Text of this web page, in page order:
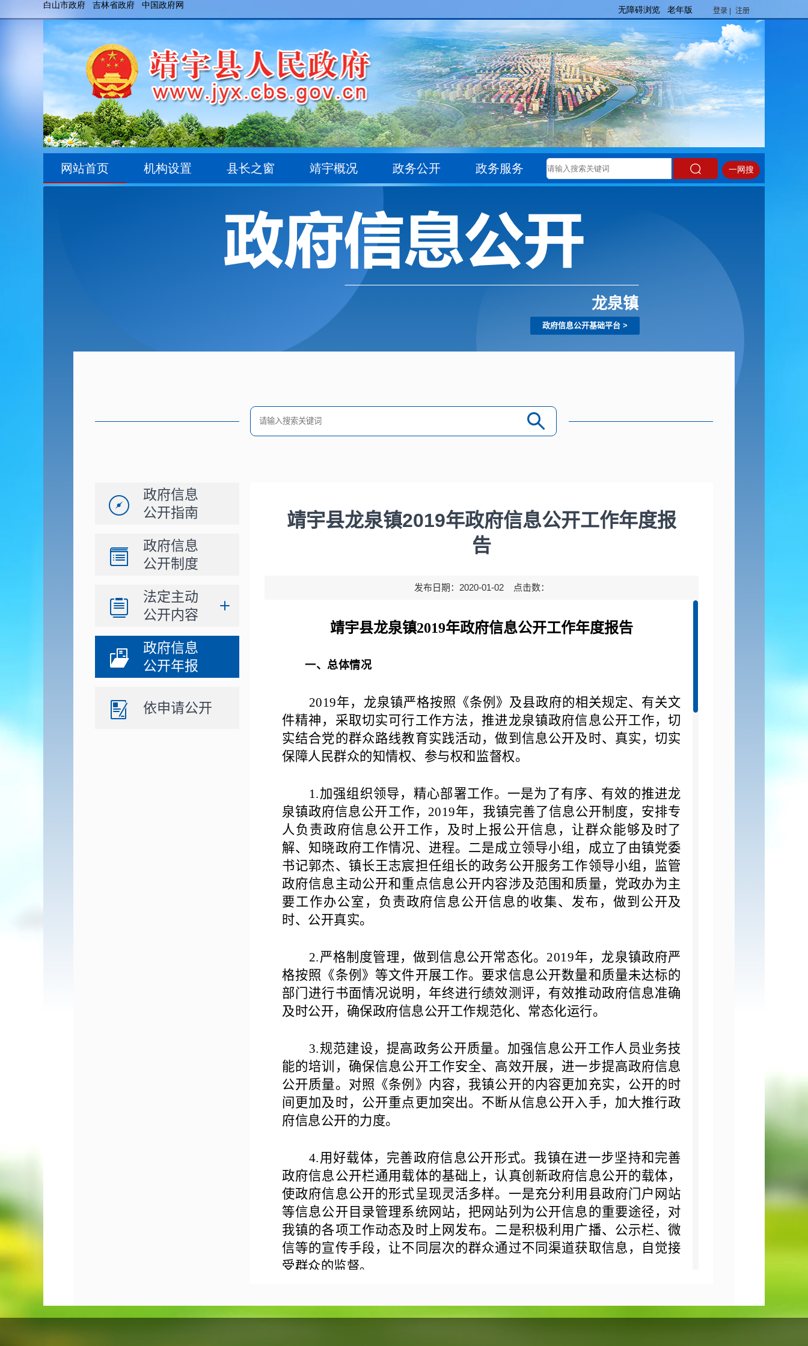
登录 | 注册
龙泉镇
政府信息公开基础平台 >
政府信息
公开指南
政府信息
公开制度
法定主动
公开内容
政府信息
公开年报
依申请公开
靖宇县龙泉镇2019年政府信息公开工作年度报
告
发布日期：2020-01-02 点击数：
靖宇县龙泉镇2019年政府信息公开工作年度报告
一、总体情况
2019年，龙泉镇严格按照《条例》及县政府的相关规定、有关文
件精神，采取切实可行工作方法，推进龙泉镇政府信息公开工作，切
实结合党的群众路线教育实践活动，做到信息公开及时、真实，切实
保障人民群众的知情权、参与权和监督权。
1.加强组织领导，精心部署工作。一是为了有序、有效的推进龙
泉镇政府信息公开工作，2019年，我镇完善了信息公开制度，安排专
人负责政府信息公开工作，及时上报公开信息，让群众能够及时了
解、知晓政府工作情况、进程。二是成立领导小组，成立了由镇党委
书记郭杰、镇长王志宸担任组长的政务公开服务工作领导小组，监管
政府信息主动公开和重点信息公开内容涉及范围和质量，党政办为主
要工作办公室，负责政府信息公开信息的收集、发布，做到公开及
时、公开真实。
2.严格制度管理，做到信息公开常态化。2019年，龙泉镇政府严
格按照《条例》等文件开展工作。要求信息公开数量和质量未达标的
部门进行书面情况说明，年终进行绩效测评，有效推动政府信息准确
及时公开，确保政府信息公开工作规范化、常态化运行。
3.规范建设，提高政务公开质量。加强信息公开工作人员业务技
能的培训，确保信息公开工作安全、高效开展，进一步提高政府信息
公开质量。对照《条例》内容，我镇公开的内容更加充实，公开的时
间更加及时，公开重点更加突出。不断从信息公开入手，加大推行政
府信息公开的力度。
4.用好载体，完善政府信息公开形式。我镇在进一步坚持和完善
政府信息公开栏通用载体的基础上，认真创新政府信息公开的载体，
使政府信息公开的形式呈现灵活多样。一是充分利用县政府门户网站
等信息公开目录管理系统网站，把网站列为公开信息的重要途径，对
我镇的各项工作动态及时上网发布。二是积极利用广播、公示栏、微
信等的宣传手段，让不同层次的群众通过不同渠道获取信息，自觉接
受群众的监督。
二、主动公开政府信息情况